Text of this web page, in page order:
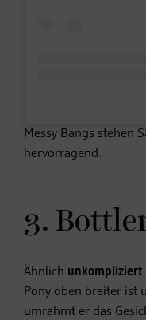
Messy Bangs stehen
hervorragend.
3.
Ähnlich unkompliziert
Pony oben breiter ist
umrahmt er das